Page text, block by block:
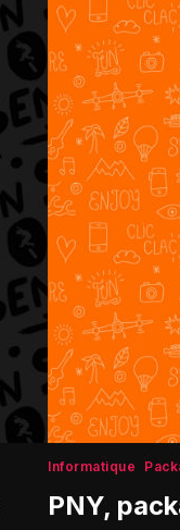
Informatique
PNY,